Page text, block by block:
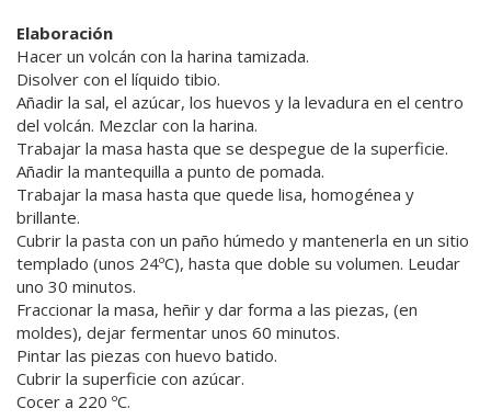
Elaboración
Hacer un volcán con la harina tamizada.
Disolver con el líquido tibio.
Añadir la sal, el azúcar, los huevos y la levadura en el centro
del volcán. Mezclar con la harina.
Trabajar la masa hasta que se despegue de la superficie.
Añadir la mantequilla a punto de pomada.
Trabajar la masa hasta que quede lisa, homogénea y
brillante.
Cubrir la pasta con un paño húmedo y mantenerla en un sitio
templado (unos 24ºC), hasta que doble su volumen. Leudar
uno 30 minutos.
Fraccionar la masa, heñir y dar forma a las piezas, (en
moldes), dejar fermentar unos 60 minutos.
Pintar las piezas con huevo batido.
Cubrir la superficie con azúcar.
Cocer a 220 ºC.